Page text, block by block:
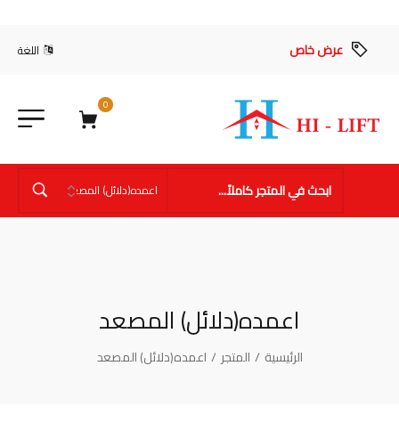
عرض خاص اللغة
0
اعمده(دلائل) المصعد
الرئيسية / المتجر / اعمده(دلائل) المصعد